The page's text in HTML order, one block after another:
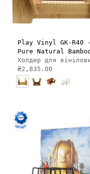
ДОДАТИ В
Play Vinyl GK-R40 -
Pure Natural
₴2,835.00